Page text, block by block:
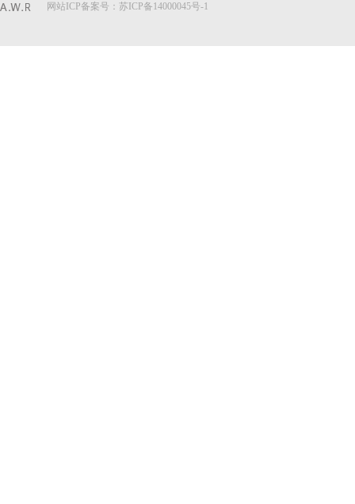
网站ICP备案号： 苏ICP备14000045号-1